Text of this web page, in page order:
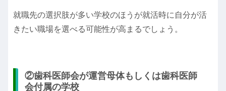
就職先の選択肢が多い学校のほうが就活時に自分が活
きたい職場を選べる可能性が高まるでしょう。
②歯科医師会が運営母体もしくは歯科医師
会付属の学校